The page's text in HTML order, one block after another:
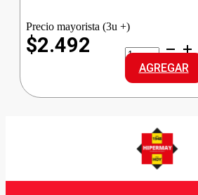
Precio mayorista (3u +)
$2.492
MR.MUSC.EXT
POW.COC
DOY
PACK
cantidad
AGREGAR